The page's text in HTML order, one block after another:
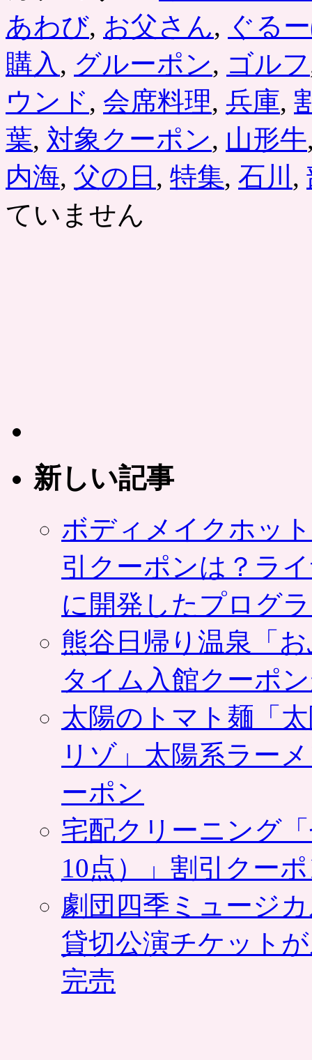
あわび, お父さん, ぐる
購入 , グルーポン, ゴルフ
ウンド, 会席料理, 兵庫,
葉, 対象クーポン, 山形牛
内海, 父の日 , 特集, 石川 ,
ていません
新しい記事
ボディメイクホッ
引クーポンは？ラ
に開発したプログ
熊谷日帰り温泉「
タイム入館クーポ
太陽のトマト麺「
リゾ」太陽系ラー
ーポン
宅配クリーニング
10点）」割引クー
劇団四季ミュージ
貸切公演チケット
完売